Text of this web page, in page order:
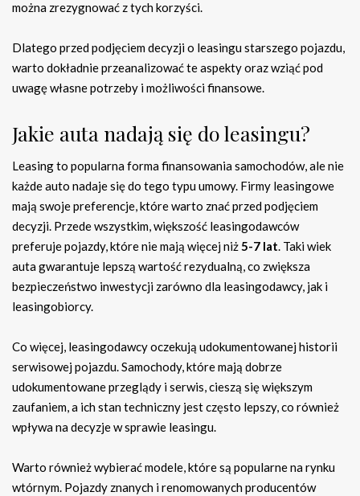
można zrezygnować z tych korzyści.
Dlatego przed podjęciem decyzji o leasingu starszego pojazdu,
warto dokładnie przeanalizować te aspekty oraz wziąć pod
uwagę własne potrzeby i możliwości finansowe.
Jakie auta nadają się do leasingu?
Leasing to popularna forma finansowania samochodów, ale nie
każde auto nadaje się do tego typu umowy. Firmy leasingowe
mają swoje preferencje, które warto znać przed podjęciem
decyzji. Przede wszystkim, większość leasingodawców
preferuje pojazdy, które nie mają więcej niż5-7 lat. Taki wiek
auta gwarantuje lepszą wartość rezydualną, co zwiększa
bezpieczeństwo inwestycji zarówno dla leasingodawcy, jak i
leasingobiorcy.
Co więcej, leasingodawcy oczekują udokumentowanej historii
serwisowej pojazdu. Samochody, które mają dobrze
udokumentowane przeglądy i serwis, cieszą się większym
zaufaniem, a ich stan techniczny jest często lepszy, co również
wpływa na decyzje w sprawie leasingu.
Warto również wybierać modele, które są popularne na rynku
wtórnym. Pojazdy znanych i renomowanych producentów